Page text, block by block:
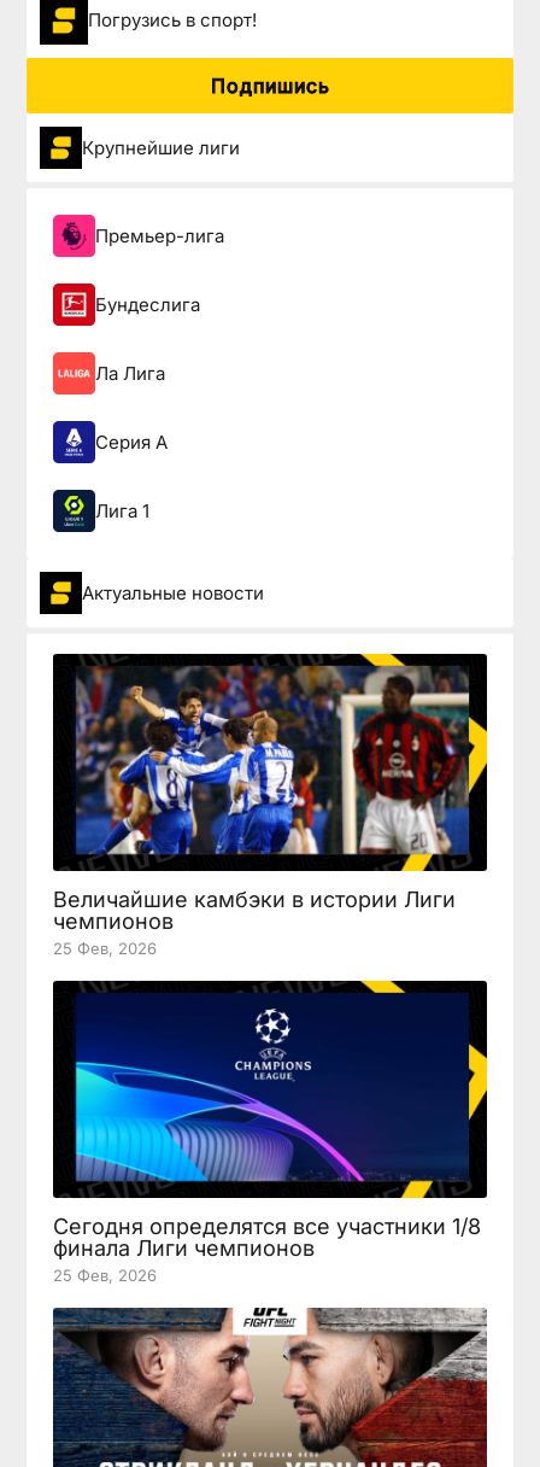
Погрузиcь в спорт!
Подпишись
Крупнейшие лиги
Премьер-лига
Бундеслига
Ла Лига
Серия А
Лига 1
Актуальные новости
Величайшие камбэки в истории Лиги
чемпионов
25 Фев, 2026
Сегодня определятся все участники 1/8
финала Лиги чемпионов
25 Фев, 2026